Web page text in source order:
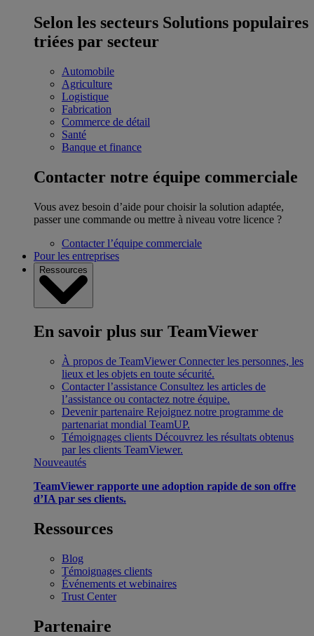
Selon les secteurs Solutions populaires
triées par secteur
Automobile
Agriculture
Logistique
Fabrication
Commerce de détail
Santé
Banque et finance
Contacter notre équipe commerciale
Vous avez besoin d’aide pour choisir la solution adaptée,
passer une commande ou mettre à niveau votre licence ?
Contacter l’équipe commerciale
Pour les entreprises
Ressources
En savoir plus sur TeamViewer
À propos de TeamViewer Connecter les personnes, les
lieux et les objets en toute sécurité.
Contacter l’assistance Consultez les articles de
l’assistance ou contactez notre équipe.
Devenir partenaire Rejoignez notre programme de
partenariat mondial TeamUP.
Témoignages clients Découvrez les résultats obtenus
par les clients TeamViewer.
Nouveautés
TeamViewer rapporte une adoption rapide de son offre
d’IA par ses clients.
Ressources
Blog
Témoignages clients
Événements et webinaires
Trust Center
Partenaire